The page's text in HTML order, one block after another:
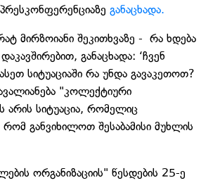
განაცხადა.
მირზოიანი შეკითხვაზე - რა ხდება
განაცხადა: ‘ჩვენ
სიტუაციაში რა უნდა გავაკეთოთ?
"კოლექტიური
არის სიტუაცია, რომელიც
განვიხილოთ შესაბამისი მუხლის
ორგანიზაციის" წესდების 25-ე